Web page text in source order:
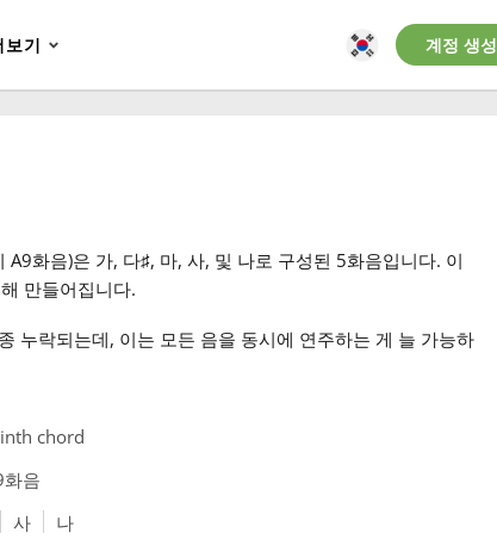
보기 계정 생성
A9화음)은 가, 다♯, 마, 사, 및 나로 구성된 5화음입니다. 이
만들어집니다.
누락되는데, 이는 모든 음을 동시에 연주하는 게 늘 가능하
chord
음
사 나